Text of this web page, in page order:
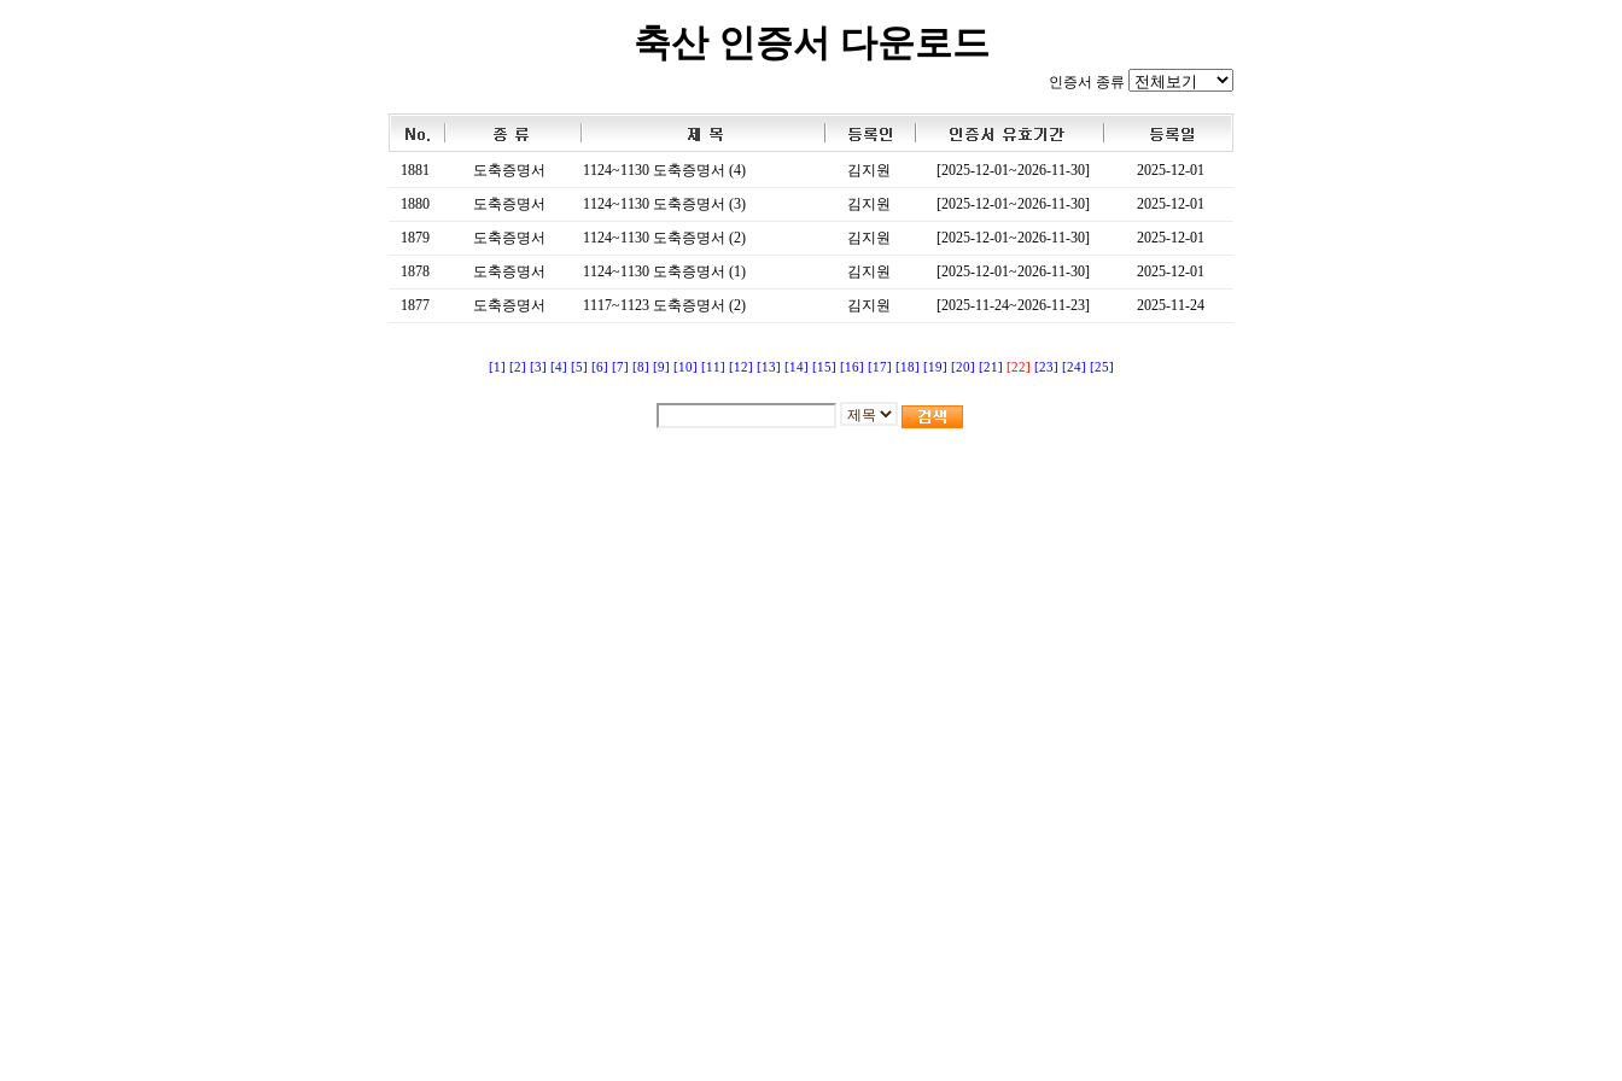
축산 인증서 다운로드
인증서 종류
1881 도축증명서 1124~1130 도축증명서 (4) 김지원 [2025-12-01~2026-11-30]
2025-12-01
1880
도축증명서 1124~1130 도축증명서 (3) 김지원 [2025-12-01~2026-11-30]
2025-12-01
1879
도축증명서 1124~1130 도축증명서 (2) 김지원 [2025-12-01~2026-11-30]
2025-12-01
1878
도축증명서 1124~1130 도축증명서 (1) 김지원 [2025-12-01~2026-11-30]
2025-12-01
1877
도축증명서 1117~1123 도축증명서 (2) 김지원 [2025-11-24~2026-11-23] 2025-11-24
[1] [2] [3] [4] [5] [6] [7] [8] [9] [10] [11] [12] [13] [14] [15] [16] [17] [18] [19] [20] [21] [22] [23] [24] [25]